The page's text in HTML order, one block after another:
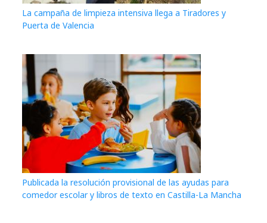
La campaña de limpieza intensiva llega a Tiradores y
Puerta de Valencia
Publicada la resolución provisional de las ayudas para
comedor escolar y libros de texto en Castilla-La Mancha